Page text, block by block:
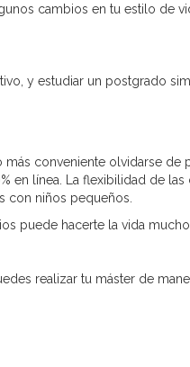
cambios en tu estilo de
y estudiar un postgrado
conveniente olvidarse de
en línea. La flexibilidad de las
con niños pequeños.
puede hacerte la vida mucho
realizar tu máster de